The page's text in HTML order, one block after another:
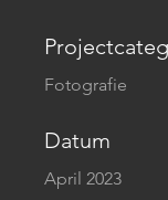
Fotografie
Datum
April 2023